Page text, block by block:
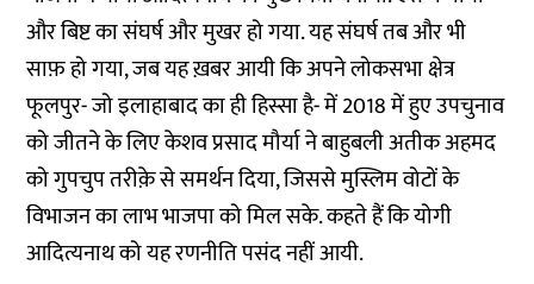
और बिष्ट का संघर्ष और मुखर हो गया. यह संघर्ष तब और भी
साफ़ हो गया, जब यह ख़बर आयी कि अपने लोकसभा क्षेत्र
फूलपुर- जो इलाहाबाद का ही हिस्सा है- में 2018 में हुए उपचुनाव
को जीतने के लिए केशव प्रसाद मौर्या ने बाहुबली अतीक अहमद
को गुपचुप तरीक़े से समर्थन दिया, जिससे मुस्लिम वोटों के
विभाजन का लाभ भाजपा को मिल सके. कहते हैं कि योगी
आदित्यनाथ को यह रणनीति पसंद नहीं आयी.